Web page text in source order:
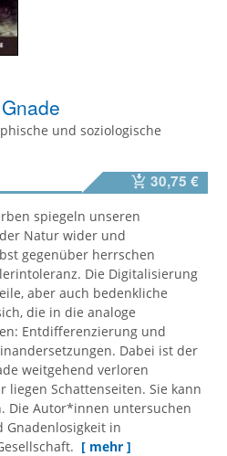
und soziologische
30,75 €
spiegeln unseren
Natur wider und
gegenüber herrschen
Die Digitalisierung
aber auch bedenkliche
die in die analoge
Entdifferenzierung und
Dabei ist der
weitgehend verloren
liegen Schattenseiten. Sie kann
Die Autor*innen untersuchen
in
[ mehr ]